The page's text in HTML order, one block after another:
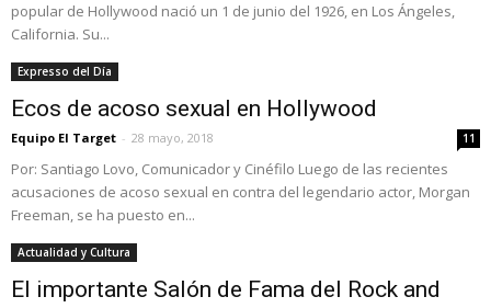
popular de Hollywood nació un 1 de junio del 1926, en Los Ángeles,
California. Su...
Expresso del Día
Ecos de acoso sexual en Hollywood
Equipo El Target - 28 mayo, 2018 11
Por: Santiago Lovo, Comunicador y Cinéfilo Luego de las recientes
acusaciones de acoso sexual en contra del legendario actor, Morgan
Freeman, se ha puesto en...
Actualidad y Cultura
El importante Salón de Fama del Rock and